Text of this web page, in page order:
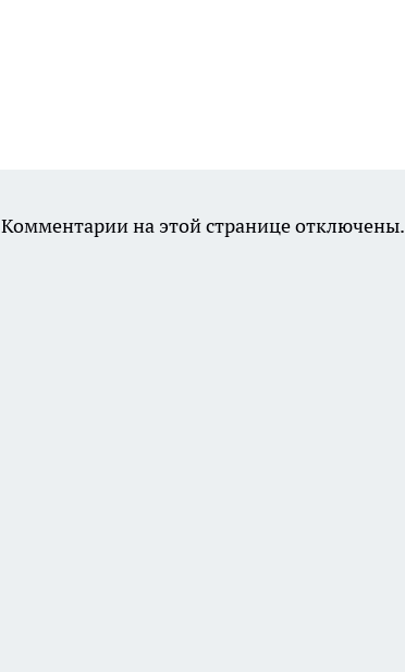
Комментарии на этой странице отключены.